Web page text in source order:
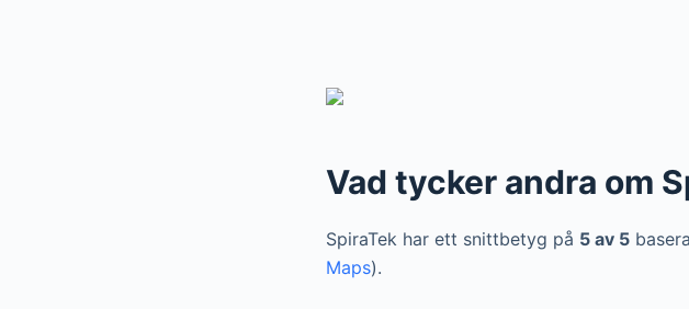
Vad tycker andra om
SpiraTek har ett snittbetyg på 5 av 5
Maps).